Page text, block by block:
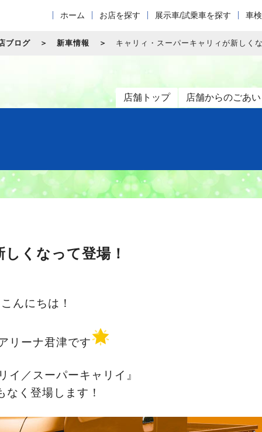
ホーム お店を探す 展示車/試乗車を探す 車
ブログ 新車情報 キャリィ・スーパーキャリィが新しく
店舗トップ 店舗からのごあ
くなって登場！
こんにちは！
リーナ君津です
イ／スーパーキャリイ』
なく登場します！